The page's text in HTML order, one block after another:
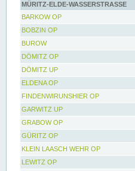
MÜRITZ-ELDE-WASSERSTRASSE
BARKOW OP
BOBZIN OP
BUROW
DÖMITZ OP
DÖMITZ UP
ELDENA OP
FINDENWIRUNSHIER OP
GARWITZ UP
GRABOW OP
GÜRITZ OP
KLEIN LAASCH WEHR OP
LEWITZ OP